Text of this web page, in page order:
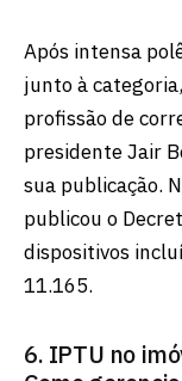
Após intensa
junto à
profissão de
presidente Jair
sua publicação.
publicou o
dispositivos
11.165.
6. IPTU no